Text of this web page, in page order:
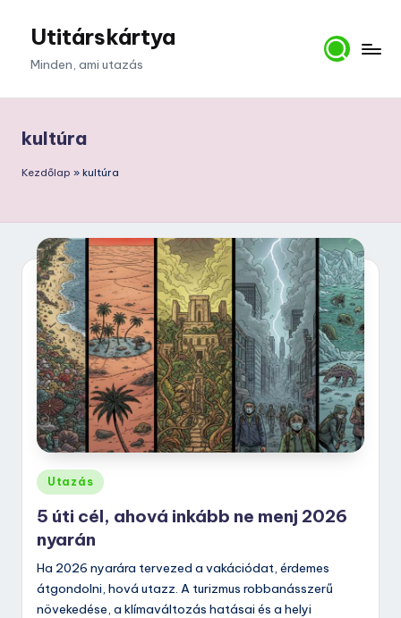
Utitárskártya
Minden, ami utazás
kultúra
Kezdőlap » kultúra
Posted
in
Utazás
5 úti cél, ahová inkább ne menj 2026
nyarán
Ha 2026 nyarára tervezed a vakációdat, érdemes
átgondolni, hová utazz. A turizmus robbanásszerű
növekedése, a klímaváltozás hatásai és a helyi